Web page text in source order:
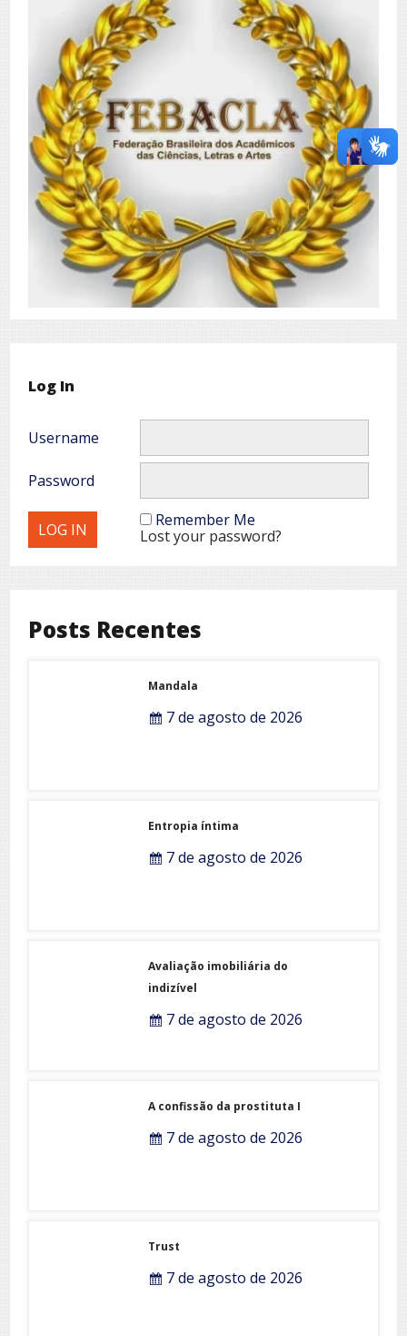
Log In
Username
Password
Remember Me
Lost your password?
Posts Recentes
Mandala
7 de agosto de 2026
Entropia íntima
7 de agosto de 2026
Avaliação imobiliária do
indizível
7 de agosto de 2026
A confissão da prostituta I
7 de agosto de 2026
Trust
7 de agosto de 2026